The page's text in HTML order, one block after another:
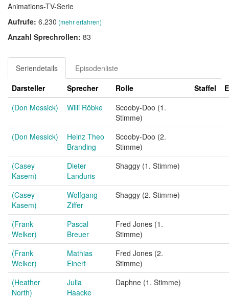
Animations-TV-Serie
Aufrufe: 6.230 (mehr erfahren)
Anzahl Sprechrollen: 83
Seriendetails
Episodenliste
Darsteller
Sprecher Rolle Staffel
(Don Messick)
Willi Röbke
Scooby-Doo (1.
Stimme)
(Don Messick)
Heinz Theo
Branding
Scooby-Doo (2.
Stimme)
(Casey
Kasem)
Dieter
Landuris
Shaggy (1. Stimme)
(Casey
Kasem)
Wolfgang
Ziffer
Shaggy (2. Stimme)
(Frank
Welker)
Pascal
Breuer
Fred Jones (1.
Stimme)
(Frank
Welker)
Mathias
Einert
Fred Jones (2.
Stimme)
(Heather
North)
Julia
Haacke
Daphne (1. Stimme)